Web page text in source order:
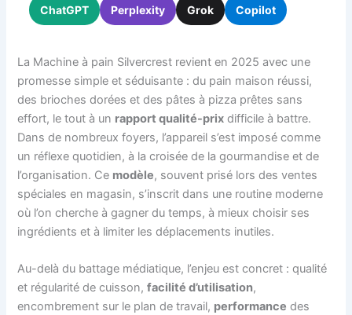
ChatGPT Perplexity Grok Copilot
La Machine à pain Silvercrest revient en 2025 avec une
promesse simple et séduisante : du pain maison réussi,
des brioches dorées et des pâtes à pizza prêtes sans
effort, le tout à un rapport qualité-prix difficile à battre.
Dans de nombreux foyers, l’appareil s’est imposé comme
un réflexe quotidien, à la croisée de la gourmandise et de
l’organisation. Ce modèle, souvent prisé lors des ventes
spéciales en magasin, s’inscrit dans une routine moderne
où l’on cherche à gagner du temps, à mieux choisir ses
ingrédients et à limiter les déplacements inutiles.
Au-delà du battage médiatique, l’enjeu est concret : qualité
et régularité de cuisson,facilité d’utilisation,
encombrement sur le plan de travail, performance des